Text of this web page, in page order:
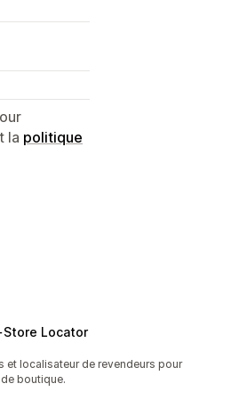
la politique
Locator
et localisateur de revendeurs pour
boutique.